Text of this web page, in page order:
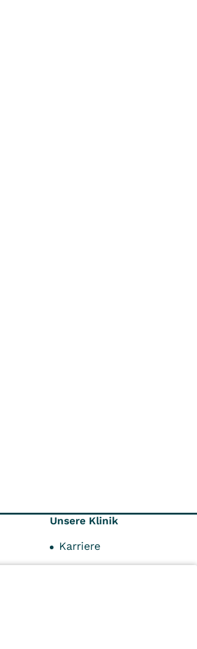
Unsere Klinik
Karriere